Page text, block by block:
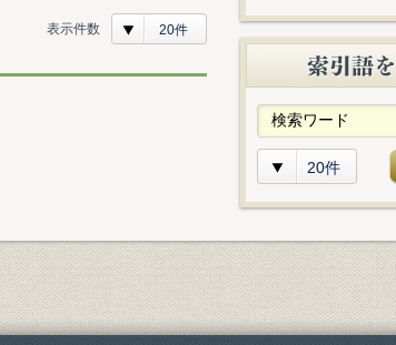
表示件数 20件
20件